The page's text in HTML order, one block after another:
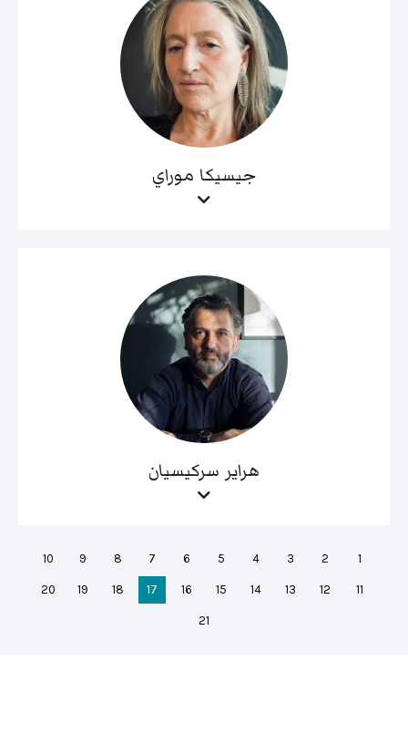
جيسيكا موراي
هراير سركيسيان
1
2
3
4
5
6
7
8
9
10
11
12
13
14
15
16
17
18
19
20
21